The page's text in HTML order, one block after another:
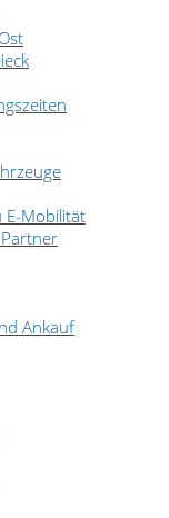
E-Mobilität
Ankauf